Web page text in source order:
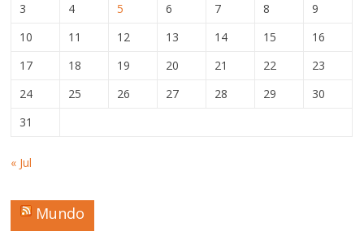
3
4 5 6 7 8
9
10
11 12 13 14 15
16
17
18 19 20 21 22
23
24
25 26 27 28 29
30
31
« Jul
Mundo